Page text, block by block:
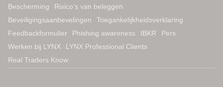
Bescherming
Risico’s van beleggen
Beveiligingsaanbevelingen
Toegankelijkheidsverklaring
Feedbackformulier
Phishing awareness IBKR
Pers
Werken bij LYNX
LYNX Professional Clients
Real Traders Know